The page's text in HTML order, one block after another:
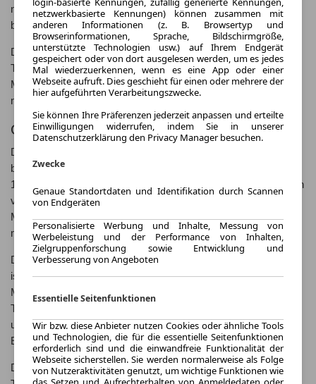
nach einem elektrischen SUV suchen, der keine Kompromisse
bei Leistung und Komfort eingeht.
Der MG Marvel R ist die perfekte Kombination aus innovativer
Technologie, modernem Design und umweltfreundlicher
Mobilität. Entdecken Sie den Elektro-SUV und erleben Sie eine
neue Ära des Autofahrens.
Geschichte des MG Marvel R
Der MG Marvel R ist das neueste Modell des traditionsreichen
britischen Automobilherstellers MG. Das Unternehmen wurde
1924 gegründet und hat eine lange Geschichte in der Produktion
von sportlichen und leistungsstarken Fahrzeugen. Mit dem MG
Marvel R setzt die Marke auf Elektromobilität und bringt ein
modernes und zukunftsweisendes Fahrzeug auf den Markt.
Der MG Marvel R wurde erstmals im Jahr 2021 vorgestellt und
ist seitdem ein beliebtes Modell auf dem Markt für Elektroautos.
Mit seinem ansprechenden Design und innovativen
Technologien hat der MG Marvel R bereits zahlreiche Preise
und Auszeichnungen gewonnen und gilt als eines der führenden
Elektroautos in seiner Klasse.
Dank seiner hochwertigen Verarbeitung und zuverlässigen
netzwerkbasierte Kennungen) können zusammen mit
anderen Informationen (z. B. Browsertyp und
Browserinformationen, Sprache, Bildschirmgröße,
unterstützte Technologien usw.) auf Ihrem Endgerät
gespeichert oder von dort ausgelesen werden, um es jedes
Mal wiederzuerkennen, wenn es eine App oder einer
Webseite aufruft. Dies geschieht für einen oder mehrere der
hier aufgeführten Verarbeitungszwecke.
Sie können Ihre Präferenzen jederzeit anpassen und erteilte
Einwilligungen widerrufen, indem Sie in unserer
Datenschutzerklärung den Privacy Manager besuchen.
Zwecke
Genaue Standortdaten und Identifikation durch Scannen
von Endgeräten
Personalisierte Werbung und Inhalte, Messung von
Werbeleistung und der Performance von Inhalten,
Zielgruppenforschung sowie Entwicklung und
Verbesserung von Angeboten
Essentielle Seitenfunktionen
Wir bzw. diese Anbieter nutzen Cookies oder ähnliche Tools
und Technologien, die für die essentielle Seitenfunktionen
erforderlich sind und die einwandfreie Funktionalität der
Webseite sicherstellen. Sie werden normalerweise als Folge
von Nutzeraktivitäten genutzt, um wichtige Funktionen wie